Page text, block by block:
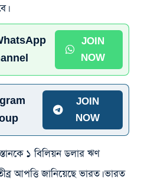
JOIN
NOW
JOIN
NOW
১ বিলিয়ন ডলার ঋণ
আপত্তি জানিয়েছে ভারত। ভারত